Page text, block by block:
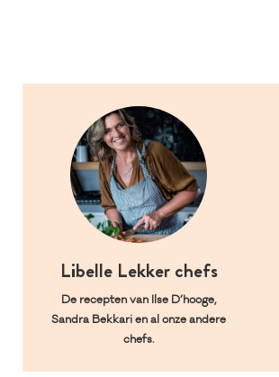
Libelle Lekker chefs
De recepten van Ilse D’hooge,
Sandra Bekkari en al onze andere
chefs.